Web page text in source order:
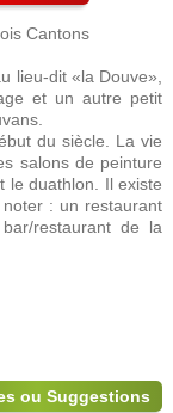
Cantons
lieu-dit «la Douve»,
et un autre petit
du siècle. La vie
salons de peinture
le duathlon. Il existe
: un restaurant
restaurant de la
ou Suggestions